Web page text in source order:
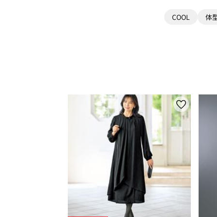
COOL 体